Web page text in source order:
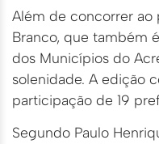
Além de concorrer
Branco, que também
dos Municípios do
solenidade. A edição
participação de 19
Segundo Paulo